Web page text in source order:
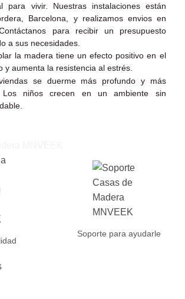
para vivir. Nuestras instalaciones están
Barcelona, y realizamos envios en
para recibir un presupuesto
a sus necesidades.
la madera tiene un efecto positivo en el
y aumenta la resistencia al estrés.
se duerme más profundo y más
Los niños crecen en un ambiente sin
Soporte para ayudarle